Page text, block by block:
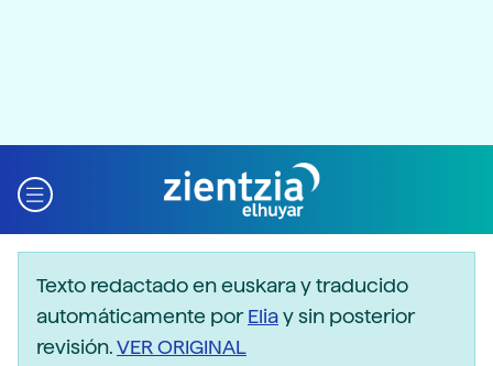
Texto redactado en euskara y traducido
automáticamente porEliay sin posterior
revisión.VER ORIGINAL